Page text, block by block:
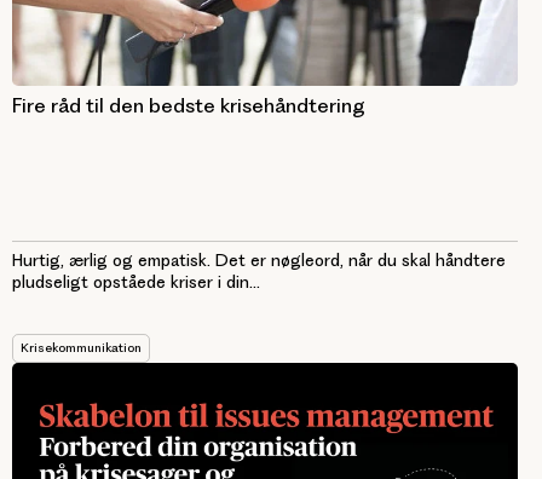
Fire råd til den bedste krisehåndtering
Hurtig, ærlig og empatisk. Det er nøgleord, når du skal håndtere
pludseligt opståede kriser i din...
Krisekommunikation